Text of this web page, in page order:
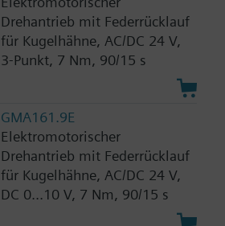
Drehantrieb mit Federrücklauf
für Kugelhähne, AC/DC 24 V,
3-Punkt, 7 Nm, 90/15 s
GMA161.9E
Elektromotorischer
Drehantrieb mit Federrücklauf
für Kugelhähne, AC/DC 24 V,
DC 0...10 V, 7 Nm, 90/15 s